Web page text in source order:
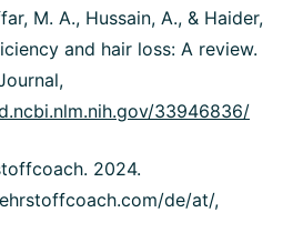
M. A., Hussain, A., & Haider,
and hair loss: A review.
33946836/
2024.
de/at/,